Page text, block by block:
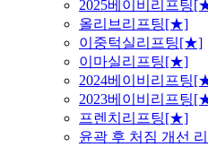
2025베이비리프팅
올리브리프팅[★]
이중턱실리프팅[★]
이마실리프팅[★]
2024베이비리프팅
2023베이비리프팅
프렌치리프팅[★]
윤곽 후 처짐 개선